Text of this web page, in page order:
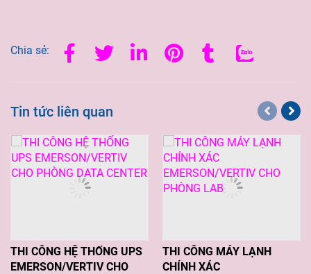
Chia sẻ:
Tin tức liên quan
THI CÔNG HỆ THỐNG UPS
EMERSON/VERTIV CHO
THI CÔNG MÁY LẠNH
CHÍNH XÁC